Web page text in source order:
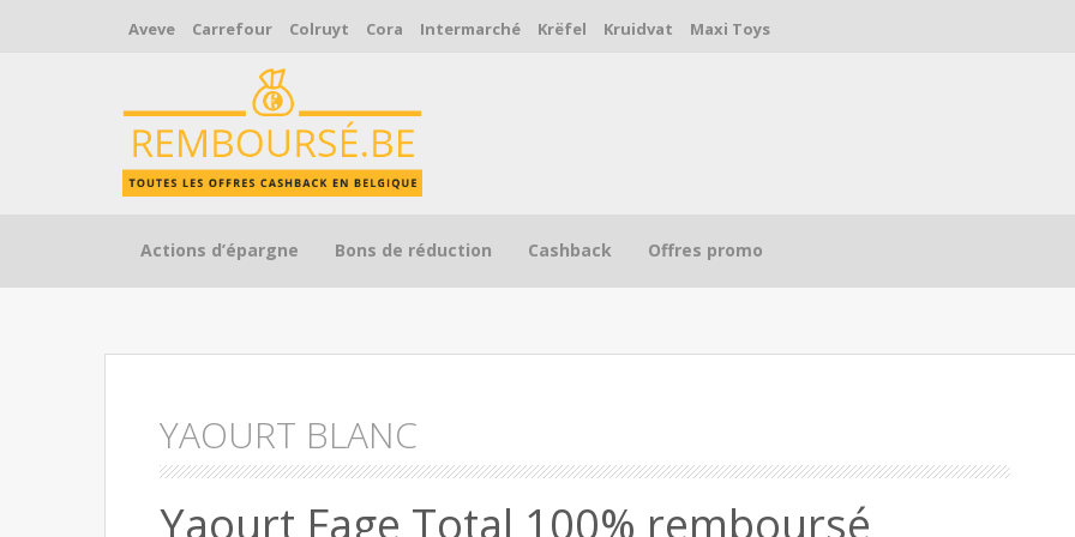
Aveve Carrefour Colruyt Cora Intermarché Krëfel Kruidvat Maxi Toys
Skip to content
Actions d’épargne Bons de réduction Cashback Offres promo
YAOURT BLANC
Yaourt Fage Total 100% remboursé